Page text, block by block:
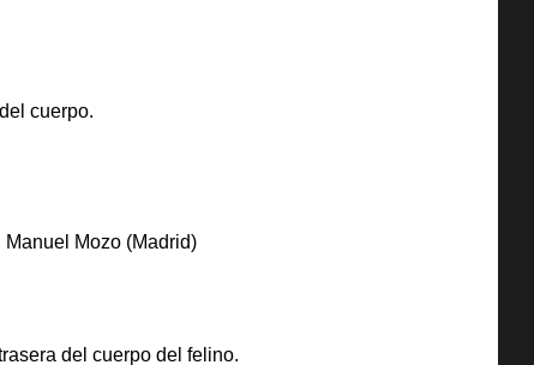
cuerpo.
Mozo (Madrid)
del cuerpo del felino.